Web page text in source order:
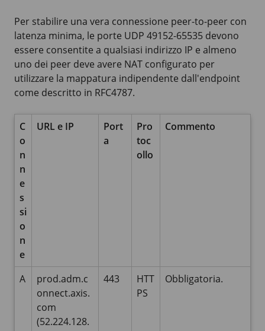
Per stabilire una vera connessione peer-to-peer con
latenza minima, le porte UDP 49152-65535 devono
essere consentite a qualsiasi indirizzo IP e almeno
uno dei peer deve avere NAT configurato per
utilizzare la mappatura indipendente dall'endpoint
come descritto in RFC4787.
C
o
n
n
e
s
si
o
n
e
URL e IP
Port
a
Pro
toc
ollo
Commento
A
prod.adm.c
onnect.axis.
com
(52.224.128.
443
HTT
PS
Obbligatoria.